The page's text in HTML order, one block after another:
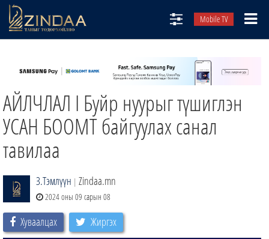
Mobile TV
ТВ8
ӨГЛӨӨНИЙ СОНИН
АУДИО ЗОХИОЛ
АЙЛЧЛАЛ I Буйр нуурыг түшиглэн
УСАН БООМТ байгуулах санал
тавилаа
З.Тэмлүүн | Zindaa.mn
2024 оны 09 сарын 08
Хуваалцах Жиргэх